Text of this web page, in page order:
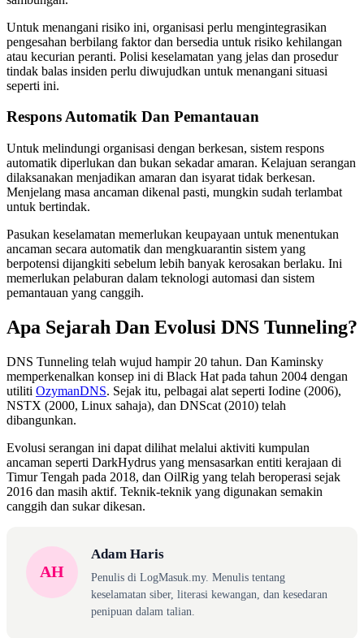
Untuk menangani risiko ini, organisasi perlu mengintegrasikan
pengesahan berbilang faktor dan bersedia untuk risiko kehilangan
atau kecurian peranti. Polisi keselamatan yang jelas dan prosedur
tindak balas insiden perlu diwujudkan untuk menangani situasi
seperti ini.
Respons Automatik Dan Pemantauan
Untuk melindungi organisasi dengan berkesan, sistem respons
automatik diperlukan dan bukan sekadar amaran. Kelajuan serangan
dilaksanakan menjadikan amaran dan isyarat tidak berkesan.
Menjelang masa ancaman dikenal pasti, mungkin sudah terlambat
untuk bertindak.
Pasukan keselamatan memerlukan keupayaan untuk menentukan
ancaman secara automatik dan mengkuarantin sistem yang
berpotensi dijangkiti sebelum lebih banyak kerosakan berlaku. Ini
memerlukan pelaburan dalam teknologi automasi dan sistem
pemantauan yang canggih.
Apa Sejarah Dan Evolusi DNS Tunneling?
DNS Tunneling telah wujud hampir 20 tahun. Dan Kaminsky
memperkenalkan konsep ini di Black Hat pada tahun 2004 dengan
utiliti OzymanDNS. Sejak itu, pelbagai alat seperti Iodine (2006),
NSTX (2000, Linux sahaja), dan DNScat (2010) telah
dibangunkan.
Evolusi serangan ini dapat dilihat melalui aktiviti kumpulan
ancaman seperti DarkHydrus yang mensasarkan entiti kerajaan di
Timur Tengah pada 2018, dan OilRig yang telah beroperasi sejak
2016 dan masih aktif. Teknik-teknik yang digunakan semakin
canggih dan sukar dikesan.
AH
Adam Haris
Penulis di LogMasuk.my. Menulis tentang
keselamatan siber, literasi kewangan, dan kesedaran
penipuan dalam talian.